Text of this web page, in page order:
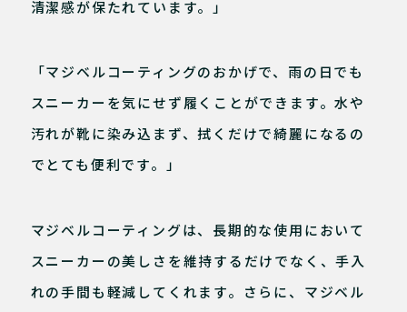
清潔感が保たれています。」
「マジベルコーティングのおかげで、雨の日でも
スニーカーを気にせず履くことができます。水や
汚れが靴に染み込まず、拭くだけで綺麗になるの
でとても便利です。」
マジベルコーティングは、長期的な使用において
スニーカーの美しさを維持するだけでなく、手入
れの手間も軽減してくれます。さらに、マジベル